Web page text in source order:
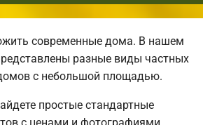
современные дома. В нашем
разные виды частных
с небольшой площадью.
простые стандартные